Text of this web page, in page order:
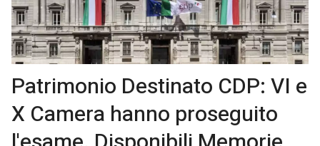
Patrimonio Destinato CDP: VI e
X Camera hanno proseguito